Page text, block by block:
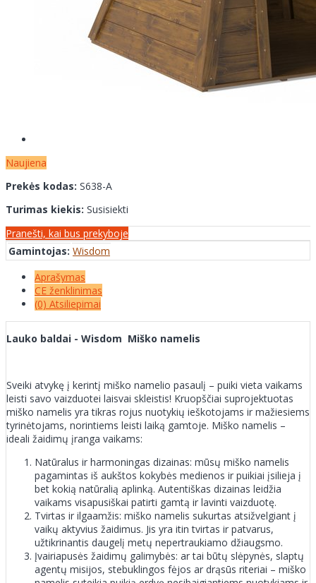
Naujiena
Prekės kodas: S638-A
Turimas kiekis: Susisiekti
Pranešti, kai bus prekyboje
Gamintojas: Wisdom
Aprašymas
CE ženklinimas
(0) Atsiliepimai
Lauko baldai - Wisdom Miško namelis
Sveiki atvykę į kerintį miško namelio pasaulį – puiki vieta vaikams
leisti savo vaizduotei laisvai skleistis! Kruopščiai suprojektuotas
miško namelis yra tikras rojus nuotykių ieškotojams ir mažiesiems
tyrinėtojams, norintiems leisti laiką gamtoje. Miško namelis –
ideali žaidimų įranga vaikams:
Natūralus ir harmoningas dizainas: mūsų miško namelis
pagamintas iš aukštos kokybės medienos ir puikiai įsilieja į
bet kokią natūralią aplinką. Autentiškas dizainas leidžia
vaikams visapusiškai patirti gamtą ir lavinti vaizduotę.
Tvirtas ir ilgaamžis: miško namelis sukurtas atsižvelgiant į
vaikų aktyvius žaidimus. Jis yra itin tvirtas ir patvarus,
užtikrinantis daugelį metų nepertraukiamo džiaugsmo.
Įvairiapusės žaidimų galimybės: ar tai būtų slėpynės, slaptų
agentų misijos, stebuklingos fėjos ar drąsūs riteriai – miško